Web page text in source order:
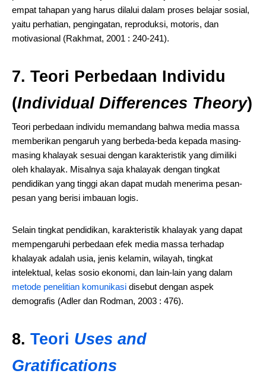
empat tahapan yang harus dilalui dalam proses belajar sosial,
yaitu perhatian, pengingatan, reproduksi, motoris, dan
motivasional (Rakhmat, 2001 : 240-241).
7. Teori Perbedaan Individu
(Individual Differences Theory)
Teori perbedaan individu memandang bahwa media massa
memberikan pengaruh yang berbeda-beda kepada masing-
masing khalayak sesuai dengan karakteristik yang dimiliki
oleh khalayak. Misalnya saja khalayak dengan tingkat
pendidikan yang tinggi akan dapat mudah menerima pesan-
pesan yang berisi imbauan logis.
Selain tingkat pendidikan, karakteristik khalayak yang dapat
mempengaruhi perbedaan efek media massa terhadap
khalayak adalah usia, jenis kelamin, wilayah, tingkat
intelektual, kelas sosio ekonomi, dan lain-lain yang dalam
metode penelitian komunikasi disebut dengan aspek
demografis (Adler dan Rodman, 2003 : 476).
8. Teori Uses and
Gratifications